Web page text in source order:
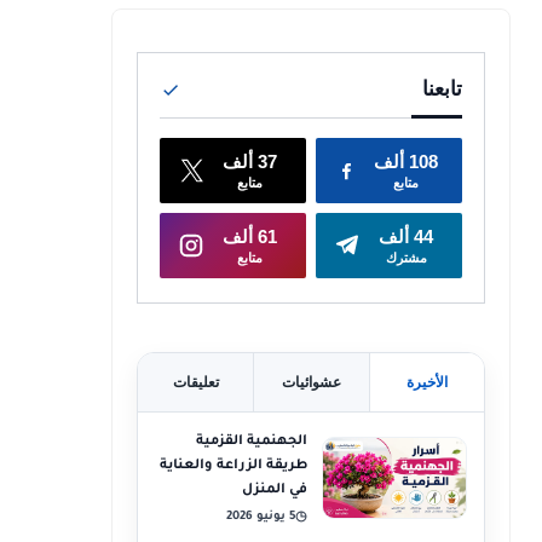
الأخيرة عشوائيات تعليقات
الجهنمية القزمية
طريقة الزراعة والعناية
في المنزل
◷5 يونيو 2026